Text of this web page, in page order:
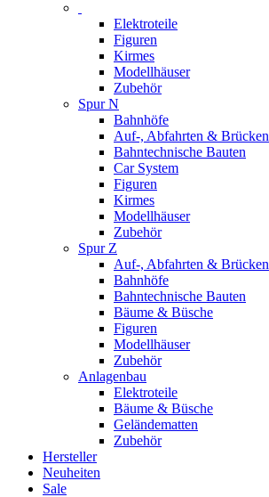
Elektroteile
Figuren
Kirmes
Modellhäuser
Zubehör
Spur N
Bahnhöfe
Auf-, Abfahrten & Brücken
Bahntechnische Bauten
Car System
Figuren
Kirmes
Modellhäuser
Zubehör
Spur Z
Auf-, Abfahrten & Brücken
Bahnhöfe
Bahntechnische Bauten
Bäume & Büsche
Figuren
Modellhäuser
Zubehör
Anlagenbau
Elektroteile
Bäume & Büsche
Geländematten
Zubehör
Hersteller
Neuheiten
Sale